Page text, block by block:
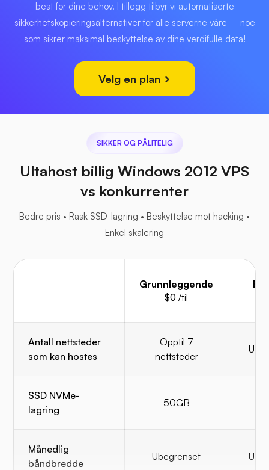
best for dine behov. I tillegg tilbyr vi automatiserte
sikkerhetskopieringsalternativer for alle serverne våre – noe
som sikrer maksimal beskyttelse av dine verdifulle data!
Velg en plan
SIKKER OG PÅLITELIG
Ultahost billig Windows 2012 VPS
vs konkurrenter
Bedre pris • Rask SSD-lagring • Beskyttelse mot hacking •
Enkel skalering
Grunnleggende
$0 /til
Antall nettsteder
som kan hostes
Opptil 7
nettsteder
SSD NVMe-
lagring
50GB
Månedlig
båndbredde
Ubegrenset